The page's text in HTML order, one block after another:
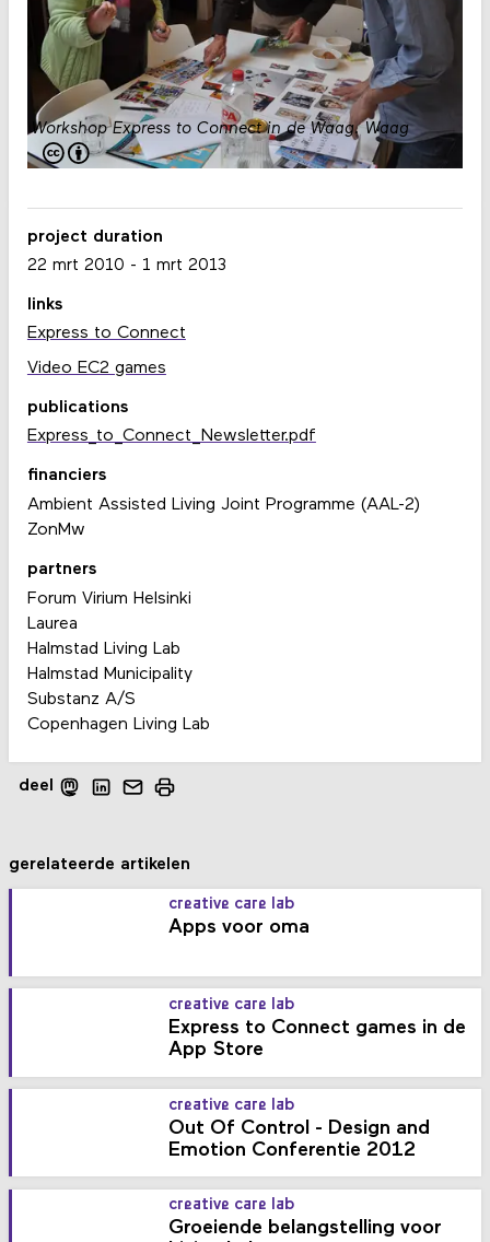
Workshop Express to Connect in de Waag. Waag
deel
project duration
22 mrt 2010 - 1 mrt 2013
links
Express to Connect
Video EC2 games
publications
Express_to_Connect_Newsletter.pdf
financiers
Ambient Assisted Living Joint Programme (AAL-2)
ZonMw
partners
Forum Virium Helsinki
Laurea
Halmstad Living Lab
Halmstad Municipality
Substanz A/S
Copenhagen Living Lab
gerelateerde artikelen
creative care lab
Apps voor oma
creative care lab
Express to Connect games in de
App Store
creative care lab
Out Of Control - Design and
Emotion Conferentie 2012
creative care lab
Groeiende belangstelling voor